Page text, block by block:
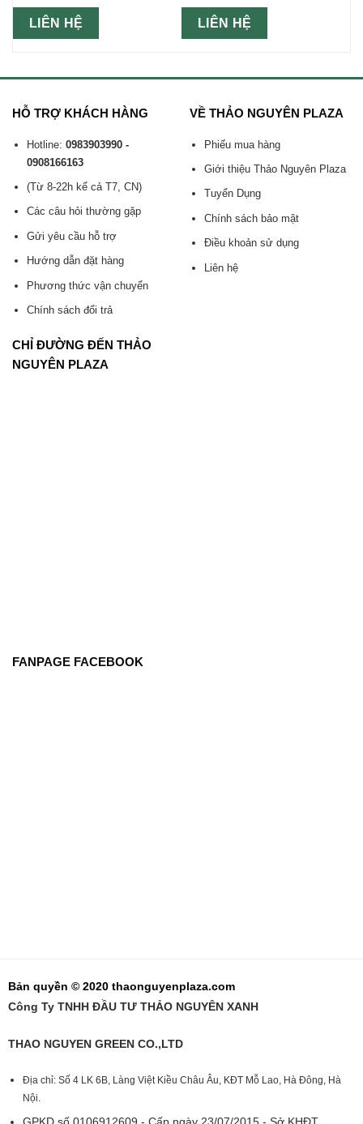
LIÊN HỆ LIÊN HỆ
HỖ TRỢ KHÁCH HÀNG
Hotline: 0983903990 -
0908166163
(Từ 8-22h kể cả T7, CN)
Các câu hỏi thường gặp
Gửi yêu cầu hỗ trợ
Hướng dẫn đặt hàng
Phương thức vận chuyển
Chính sách đổi trả
VỀ THẢO NGUYÊN PLAZA
Phiếu mua hàng
Giới thiệu Thảo Nguyên Plaza
Tuyển Dụng
Chính sách bảo mật
Điều khoản sử dụng
Liên hệ
CHỈ ĐƯỜNG ĐẾN THẢO
NGUYÊN PLAZA
FANPAGE FACEBOOK
Bản quyền © 2020 thaonguyenplaza.com
Công Ty TNHH ĐẦU TƯ THẢO NGUYÊN XANH
THAO NGUYEN GREEN CO.,LTD
Địa chỉ: Số 4 LK 6B, Làng Việt Kiều Châu Âu, KĐT Mỗ Lao, Hà Đông, Hà
Nội.